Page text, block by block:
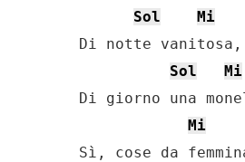
Sol
Mi
Di notte
Sol
Mi
Di giorno una
Mi
Sì, cose da